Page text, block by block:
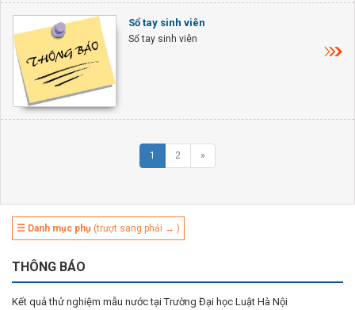
Sổ tay sinh viên
Sổ tay sinh viên
1 2 »
☰ Danh mục phụ (trượt sang phải → )
THÔNG BÁO
Kết quả thử nghiệm mẫu nước tại Trường Đại học Luật Hà Nội